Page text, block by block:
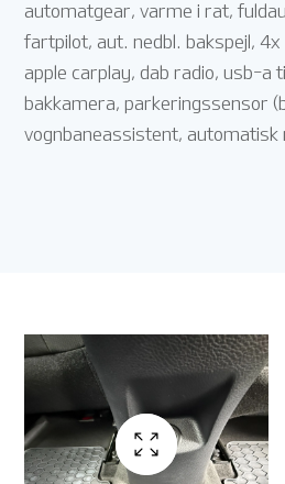
automatgear, varme i rat,
fartpilot, aut. nedbl. bakspejl,
apple carplay, dab radio, usb-a
bakkamera, parkeringssensor
vognbaneassistent,